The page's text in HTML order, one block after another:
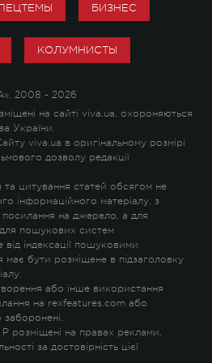
БИЗНЕС
КОЛУМНИСТЫ
2008 - 2026
на сайті viva.ua, охороняються
України.
viva.ua в оригінальному розмірі
дозволу редакції
та цитування статей обсягом не
інформаційного матеріалу, з
на джерело, а для
для пошукових систем
від індексації пошуковими
має бути розміщене в підзаголовку
або інше використання
на rexfeatures.com або
P розміщені на правах реклами.
за достовірність цієї